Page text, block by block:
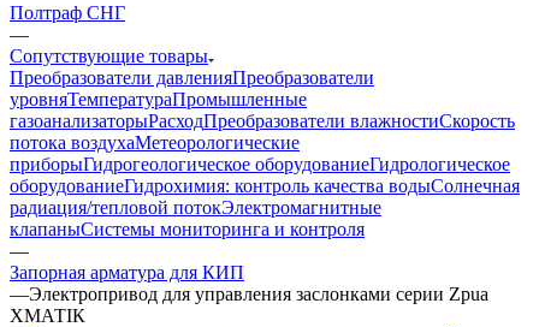
Полтраф СНГ
—
Сопутствующие товары
Преобразователи давленияПреобразователи
уровняТемператураПромышленные
газоанализаторыРасходПреобразователи влажностиСкорость
потока воздухаМетеорологические
приборыГидрогеологическое оборудованиеГидрологическое
оборудованиеГидрохимия: контроль качества водыСолнечная
радиация/тепловой потокЭлектромагнитные
клапаныСистемы мониторинга и контроля
—
Запорная арматура для КИП
—Электропривод для управления заслонками серии Zpua
ХМАТIК